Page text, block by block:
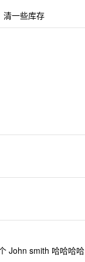
清一些库存
John smith 哈哈哈哈